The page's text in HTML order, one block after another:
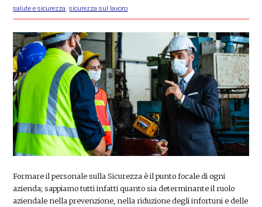
salute e sicurezza,sicurezza sul lavoro
Formare il personale sulla Sicurezza è il punto focale di ogni
azienda; sappiamo tutti infatti quanto sia determinante il ruolo
aziendale nella prevenzione, nella riduzione degli infortuni e delle